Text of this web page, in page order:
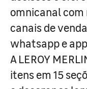
omnicanal com
canais de
whatsapp e
A LEROY
itens em 15